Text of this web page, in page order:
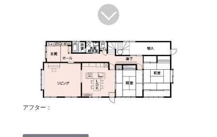
アフター：